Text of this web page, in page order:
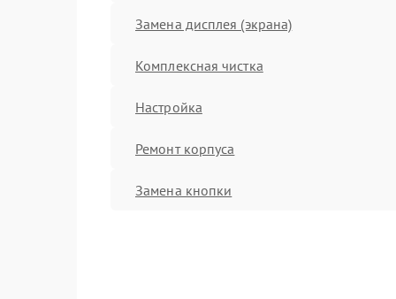
Замена дисплея (экрана)
Комплексная чистка
Настройка
Ремонт корпуса
Замена кнопки